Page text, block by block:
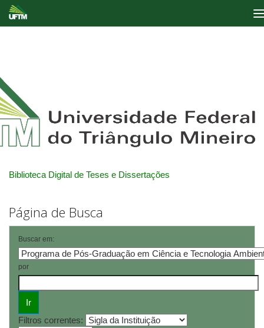
Biblioteca Digital de Teses e Dissertações
Página de Busca
Buscar em:
por
Filtros correntes: